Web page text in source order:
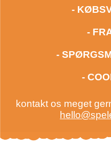
-
-
-
-
kontakt os meget